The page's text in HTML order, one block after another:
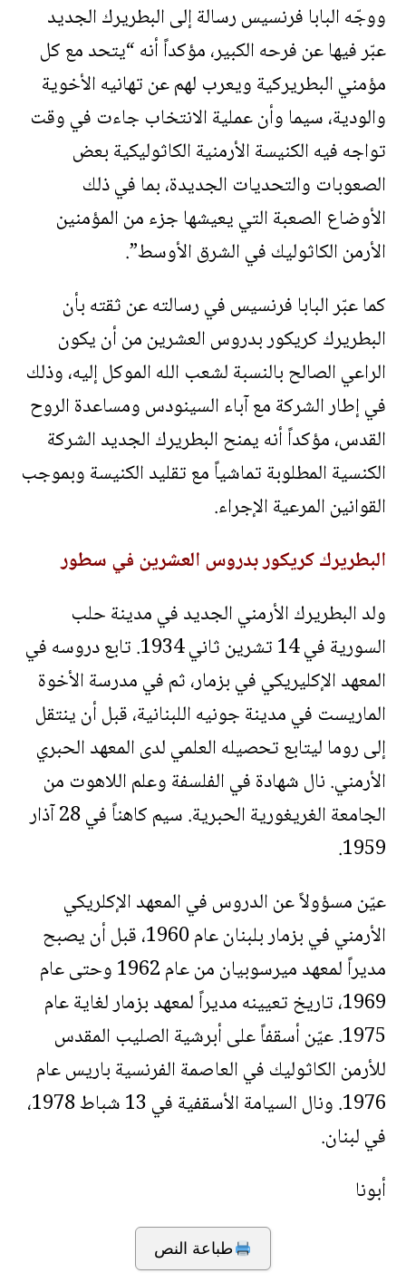
ووجّه البابا فرنسيس رسالة إلى البطريرك الجديد
عبّر فيها عن فرحه الكبير، مؤكداً أنه “يتحد مع كل
مؤمني البطريركية ويعرب لهم عن تهانيه الأخوية
والودية، سيما وأن عملية الانتخاب جاءت في وقت
تواجه فيه الكنيسة الأرمنية الكاثوليكية بعض
الصعوبات والتحديات الجديدة، بما في ذلك
الأوضاع الصعبة التي يعيشها جزء من المؤمنين
الأرمن الكاثوليك في الشرق الأوسط”.
كما عبّر البابا فرنسيس في رسالته عن ثقته بأن
البطريرك كريكور بدروس العشرين من أن يكون
الراعي الصالح بالنسبة لشعب الله الموكل إليه، وذلك
في إطار الشركة مع آباء السينودس ومساعدة الروح
القدس، مؤكداً أنه يمنح البطريرك الجديد الشركة
الكنسية المطلوبة تماشياً مع تقليد الكنيسة وبموجب
القوانين المرعية الإجراء.
البطريرك كريكور بدروس العشرين في سطور
ولد البطريرك الأرمني الجديد في مدينة حلب
السورية في 14 تشرين ثاني 1934. تابع دروسه في
المعهد الإكليريكي في بزمار، ثم في مدرسة الأخوة
الماريست في مدينة جونيه اللبنانية، قبل أن ينتقل
إلى روما ليتابع تحصيله العلمي لدى المعهد الحبري
الأرمني. نال شهادة في الفلسفة وعلم اللاهوت من
الجامعة الغريغورية الحبرية. سيم كاهناً في 28 آذار
1959.
عيّن مسؤولاً عن الدروس في المعهد الإكلريكي
الأرمني في بزمار بلبنان عام 1960، قبل أن يصبح
مديراً لمعهد ميرسوبيان من عام 1962 وحتى عام
1969، تاريخ تعيينه مديراً لمعهد بزمار لغاية عام
1975. عيّن أسقفاً على أبرشية الصليب المقدس
للأرمن الكاثوليك في العاصمة الفرنسية باريس عام
1976. ونال السيامة الأسقفية في 13 شباط 1978،
في لبنان.
أبونا
طباعة النص